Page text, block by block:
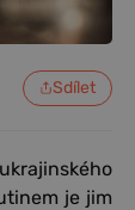
Sdílet
je jim